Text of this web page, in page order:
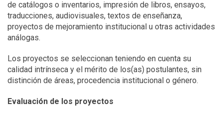
de catálogos o inventarios, impresión de libros, ensayos,
traducciones, audiovisuales, textos de enseñanza,
proyectos de mejoramiento institucional u otras actividades
análogas.
Los proyectos se seleccionan teniendo en cuenta su
calidad intrínseca y el mérito de los(as) postulantes, sin
distinción de áreas, procedencia institucional o género.
Evaluación de los proyectos